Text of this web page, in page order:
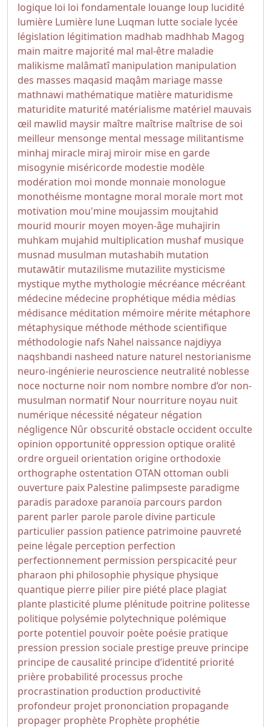
logique loi loi fondamentale louange loup lucidité
lumière Lumière lune Luqman lutte sociale lycée
législation légitimation madhab madhhab Magog
main maitre majorité mal mal-être maladie
malikisme malâmatî manipulation manipulation
des masses maqasid maqâm mariage masse
mathnawi mathématique matière maturidisme
maturidite maturité matérialisme matériel mauvais
œil mawlid maysir maître maîtrise maîtrise de soi
meilleur mensonge mental message militantisme
minhaj miracle miraj miroir mise en garde
misogynie miséricorde modestie modèle
modération moi monde monnaie monologue
monothéisme montagne moral morale mort mot
motivation mou'mine moujassim moujtahid
mourid mourir moyen moyen-âge muhajirin
muhkam mujahid multiplication mushaf musique
musnad musulman mutashabih mutation
mutawātir mutazilisme mutazilite mysticisme
mystique mythe mythologie mécréance mécréant
médecine médecine prophétique média médias
médisance méditation mémoire mérite métaphore
métaphysique méthode méthode scientifique
méthodologie nafs Nahel naissance najdiyya
naqshbandi nasheed nature naturel nestorianisme
neuro-ingénierie neuroscience neutralité noblesse
noce nocturne noir nom nombre nombre d’or non-
musulman normatif Nour nourriture noyau nuit
numérique nécessité négateur négation
négligence Nûr obscurité obstacle occident occulte
opinion opportunité oppression optique oralité
ordre orgueil orientation origine orthodoxie
orthographe ostentation OTAN ottoman oubli
ouverture paix Palestine palimpseste paradigme
paradis paradoxe paranoïa parcours pardon
parent parler parole parole divine particule
particulier passion patience patrimoine pauvreté
peine légale perception perfection
perfectionnement permission perspicacité peur
pharaon phi philosophie physique physique
quantique pierre pilier pire piété place plagiat
plante plasticité plume plénitude poitrine politesse
politique polysémie polytechnique polémique
porte potentiel pouvoir poète poésie pratique
pression pression sociale prestige preuve principe
principe de causalité principe d’identité priorité
prière probabilité processus proche
procrastination production productivité
profondeur projet prononciation propagande
propager prophète Prophète prophétie